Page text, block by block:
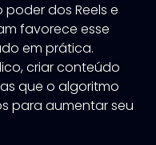
dos Reels e
favorece esse
em prática.
criar conteúdo
que o algoritmo
para aumentar seu